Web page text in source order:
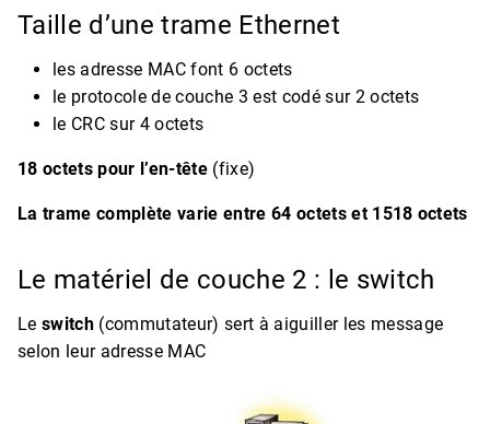
Taille d’une trame Ethernet
les adresse MAC font 6 octets
le protocole de couche 3 est codé sur 2 octets
le CRC sur 4 octets
18 octets pour l’en-tête(fixe)
La trame complète varie entre 64 octets et 1518 octets
Le matériel de couche 2 : le switch
Le switch(commutateur) sert à aiguiller les message
selon leur adresse MAC